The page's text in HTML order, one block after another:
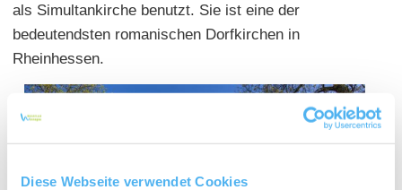
Diese Webseite verwendet Cookies
als Simultankirche benutzt. Sie ist eine der
bedeutendsten romanischen Dorfkirchen in
Rheinhessen.